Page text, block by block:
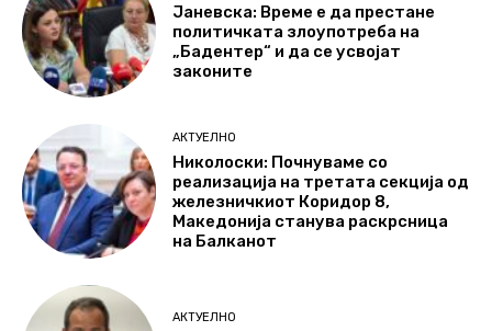
Јаневска: Време е да престане
политичката злоупотреба на
„Бадентер“ и да се усвојат
законите
АКТУЕЛНО
Николоски: Почнуваме со
реализација на третата секција од
железничкиот Коридор 8,
Македонија станува раскрсница
на Балканот
АКТУЕЛНО